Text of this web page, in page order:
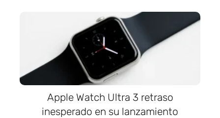
Apple Watch Ultra 3 retraso
inesperado en su lanzamiento